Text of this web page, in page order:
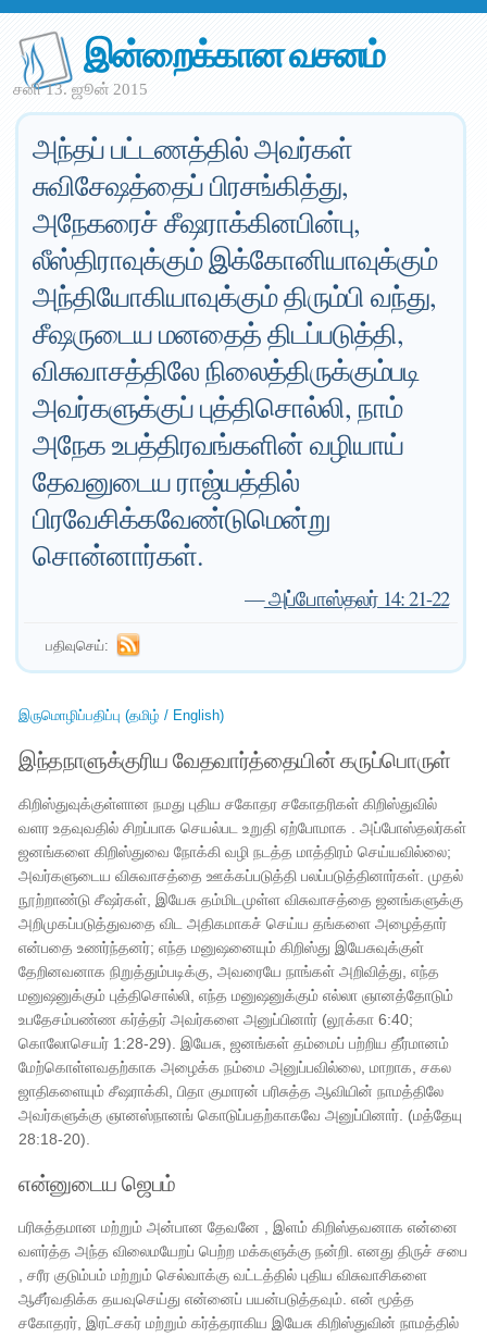
இன்றைக்கான வசனம்
சனி 13. ஜூன் 2015
அந்தப் பட்டணத்தில் அவர்கள்
சுவிசேஷத்தைப் பிரசங்கித்து,
அநேகரைச் சீஷராக்கினபின்பு,
லீஸ்திராவுக்கும் இக்கோனியாவுக்கும்
அந்தியோகியாவுக்கும் திரும்பி வந்து,
சீஷருடைய மனதைத் திடப்படுத்தி,
விசுவாசத்திலே நிலைத்திருக்கும்படி
அவர்களுக்குப் புத்திசொல்லி, நாம்
அநேக உபத்திரவங்களின் வழியாய்
தேவனுடைய ராஜ்யத்தில்
பிரவேசிக்கவேண்டுமென்று
சொன்னார்கள்.
—அப்போஸ்தலர் 14: 21-22
பதிவுசெய்:
இருமொழிப்பதிப்பு (தமிழ் / English)
இந்தநாளுக்குரிய வேதவார்த்தையின் கருப்பொருள்
கிறிஸ்துவுக்குள்ளான நமது புதிய சகோதர சகோதரிகள் கிறிஸ்துவில்
வளர உதவுவதில் சிறப்பாக செயல்பட உறுதி ஏற்போமாக . அப்போஸ்தலர்கள்
ஜனங்களை கிறிஸ்துவை நோக்கி வழி நடத்த மாத்திரம் செய்யவில்லை;
அவர்களுடைய விசுவாசத்தை ஊக்கப்படுத்தி பலப்படுத்தினார்கள். முதல்
நூற்றாண்டு சீஷர்கள், இயேசு தம்மிடமுள்ள விசுவாசத்தை ஜனங்களுக்கு
அறிமுகப்படுத்துவதை விட அதிகமாகச் செய்ய தங்களை அழைத்தார்
என்பதை உணர்ந்தனர்; எந்த மனுஷனையும் கிறிஸ்து இயேசுவுக்குள்
தேறினவனாக நிறுத்தும்படிக்கு, அவரையே நாங்கள் அறிவித்து, எந்த
மனுஷனுக்கும் புத்திசொல்லி, எந்த மனுஷனுக்கும் எல்லா ஞானத்தோடும்
உபதேசம்பண்ண கர்த்தர் அவர்களை அனுப்பினார் (லூக்கா 6:40;
கொலோசெயர் 1:28-29). இயேசு, ஜனங்கள் தம்மைப் பற்றிய தீர்மானம்
மேற்கொள்ளவதற்காக அழைக்க நம்மை அனுப்பவில்லை, மாறாக, சகல
ஜாதிகளையும் சீஷராக்கி, பிதா குமாரன் பரிசுத்த ஆவியின் நாமத்திலே
அவர்களுக்கு ஞானஸ்நானங் கொடுப்பதற்காகவே அனுப்பினார். (மத்தேயு
28:18-20).
என்னுடைய ஜெபம்
பரிசுத்தமான மற்றும் அன்பான தேவனே , இளம் கிறிஸ்தவனாக என்னை
வளர்த்த அந்த விலைமயேறப் பெற்ற மக்களுக்கு நன்றி. எனது திருச் சபை
, சரீர குடும்பம் மற்றும் செல்வாக்கு வட்டத்தில் புதிய விசுவாசிகளை
ஆசீர்வதிக்க தயவுசெய்து என்னைப் பயன்படுத்தவும். என் மூத்த
சகோதரர், இரட்சகர் மற்றும் கர்த்தராகிய இயேசு கிறிஸ்துவின் நாமத்தில்